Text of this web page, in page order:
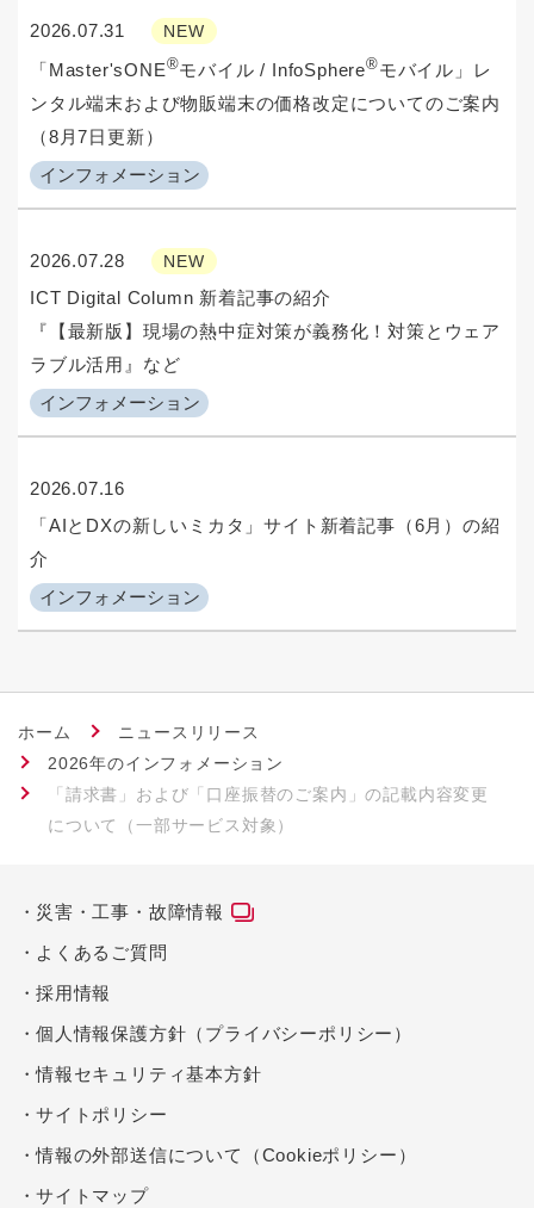
2026.07.31 NEW
インフォメーション
「Master'sONE®モバイル / InfoSphere®モバイル」レ
ンタル端末および物販端末の価格改定についてのご案内
（8月7日更新）
2026.07.28 NEW
インフォメーション
ICT Digital Column 新着記事の紹介
『【最新版】現場の熱中症対策が義務化！対策とウェア
ラブル活用』など
2026.07.16
インフォメーション
「AIとDXの新しいミカタ」サイト新着記事（6月）の紹
介
ホーム
ニュースリリース
2026年のインフォメーション
「請求書」および「口座振替のご案内」の記載内容変更
について（一部サービス対象）
災害・工事・故障情報
よくあるご質問
採用情報
個人情報保護方針（プライバシーポリシー）
情報セキュリティ基本方針
サイトポリシー
情報の外部送信について（Cookieポリシー）
サイトマップ